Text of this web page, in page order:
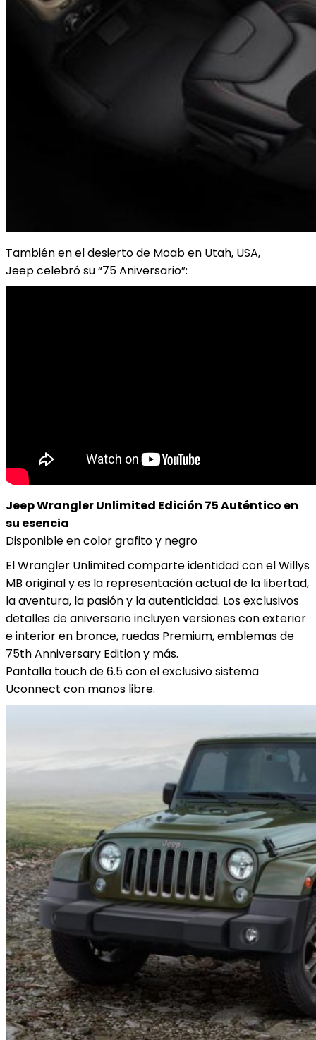
También en el desierto de Moab en Utah, USA,
Jeep celebró su “75 Aniversario”:
Jeep Wrangler Unlimited Edición 75 Auténtico en
su esencia
Disponible en color grafito y negro
El Wrangler Unlimited comparte identidad con el Willys
MB original y es la representación actual de la libertad,
la aventura, la pasión y la autenticidad. Los exclusivos
detalles de aniversario incluyen versiones con exterior
e interior en bronce, ruedas Premium, emblemas de
75th Anniversary Edition y más.
Pantalla touch de 6.5 con el exclusivo sistema
Uconnect con manos libre.